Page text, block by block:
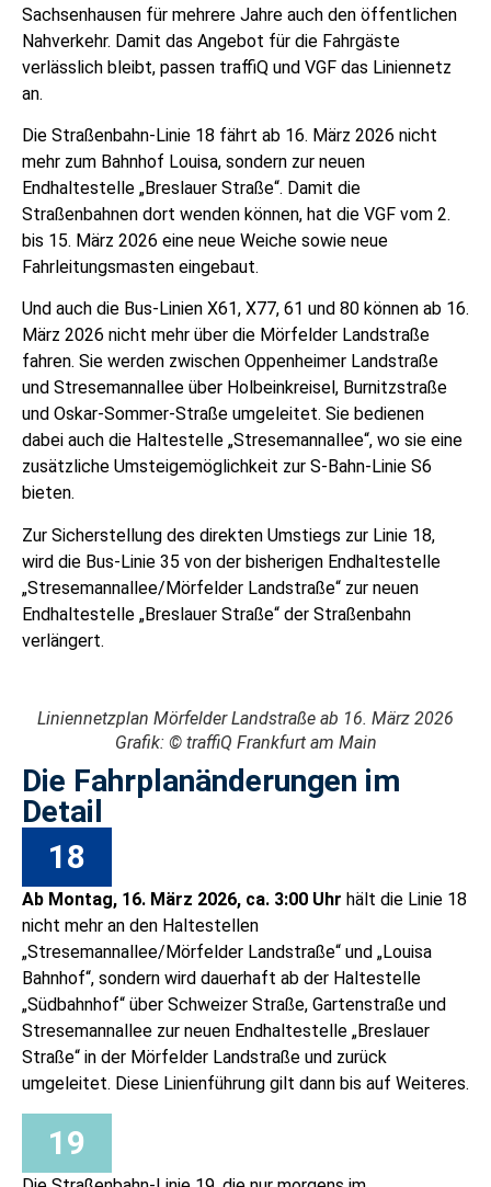
Sachsenhausen für mehrere Jahre auch den öffentlichen
Nahverkehr. Damit das Angebot für die Fahrgäste
verlässlich bleibt, passen traffiQ und VGF das Liniennetz
an.
Die Straßenbahn-Linie 18 fährt ab 16. März 2026 nicht
mehr zum Bahnhof Louisa, sondern zur neuen
Endhaltestelle „Breslauer Straße“. Damit die
Straßenbahnen dort wenden können, hat die VGF vom 2.
bis 15. März 2026 eine neue Weiche sowie neue
Fahrleitungsmasten eingebaut.
Und auch die Bus-Linien X61, X77, 61 und 80 können ab 16.
März 2026 nicht mehr über die Mörfelder Landstraße
fahren. Sie werden zwischen Oppenheimer Landstraße
und Stresemannallee über Holbeinkreisel, Burnitzstraße
und Oskar-Sommer-Straße umgeleitet. Sie bedienen
dabei auch die Haltestelle „Stresemannallee“, wo sie eine
zusätzliche Umsteigemöglichkeit zur S-Bahn-Linie S6
bieten.
Zur Sicherstellung des direkten Umstiegs zur Linie 18,
wird die Bus-Linie 35 von der bisherigen Endhaltestelle
„Stresemannallee/Mörfelder Landstraße“ zur neuen
Endhaltestelle „Breslauer Straße“ der Straßenbahn
verlängert.
Liniennetzplan Mörfelder Landstraße ab 16. März 2026
Grafik: © traffiQ Frankfurt am Main
Die Fahrplanänderungen im
Detail
18
Ab Montag, 16. März 2026, ca. 3:00 Uhr hält die Linie 18
nicht mehr an den Haltestellen
„Stresemannallee/Mörfelder Landstraße“ und „Louisa
Bahnhof“, sondern wird dauerhaft ab der Haltestelle
„Südbahnhof“ über Schweizer Straße, Gartenstraße und
Stresemannallee zur neuen Endhaltestelle „Breslauer
Straße“ in der Mörfelder Landstraße und zurück
umgeleitet. Diese Linienführung gilt dann bis auf Weiteres.
19